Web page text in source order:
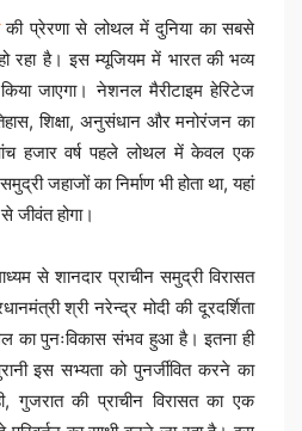
की प्रेरणा से लोथल में दुनिया का सबसे
रहा है। इस म्यूजियम में भारत की भव्य
किया जाएगा। नेशनल मैरीटाइम हेरिटेज
शिक्षा, अनुसंधान और मनोरंजन का
हजार वर्ष पहले लोथल में केवल एक
जहाजों का निर्माण भी होता था, यहां
जीवंत होगा।
से शानदार प्राचीन समुद्री विरासत
श्री नरेन्द्र मोदी की दूरदर्शिता
का पुनःविकास संभव हुआ है। इतना ही
इस सभ्यता को पुनर्जीवित करने का
गुजरात की प्राचीन विरासत का एक